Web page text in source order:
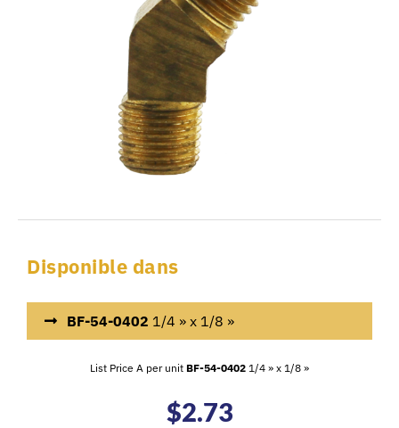
Disponible dans
BF-54-0402 1/4 » x 1/8 »
List Price A per unit BF-54-0402 1/4 » x 1/8 »
$2.73